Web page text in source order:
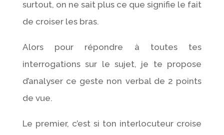
surtout, on ne sait plus ce que signifie le fait
de croiser les bras.
Alors pour répondre à toutes tes
interrogations sur le sujet, je te propose
d’analyser ce geste non verbal de 2 points
de vue.
Le premier, c’est si ton interlocuteur croise